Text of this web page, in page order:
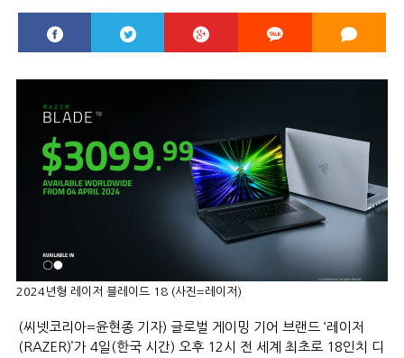
2024년형 레이저 블레이드 18 (사진=레이저)
(씨넷코리아=윤현종 기자) 글로벌 게이밍 기어 브랜드 ‘레이저
(RAZER)’가 4일(한국 시간) 오후 12시 전 세계 최초로 18인치 디